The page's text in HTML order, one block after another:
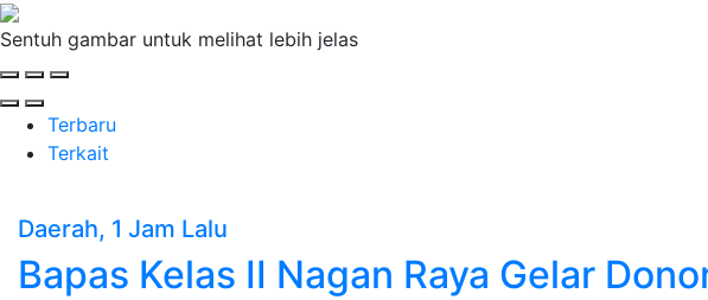
Sentuh gambar untuk melihat lebih jelas
Terbaru
Terkait
Daerah, 1 Jam Lalu
Bapas Kelas II Nagan Raya Gelar